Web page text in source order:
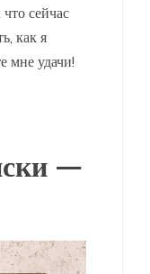
сейчас
как я
мне удачи!
—